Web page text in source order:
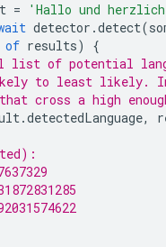
= 'Hallo und
detector .detect(
of results)
{
list of potential
to least likely. In
cross a high
.detectedLanguage,